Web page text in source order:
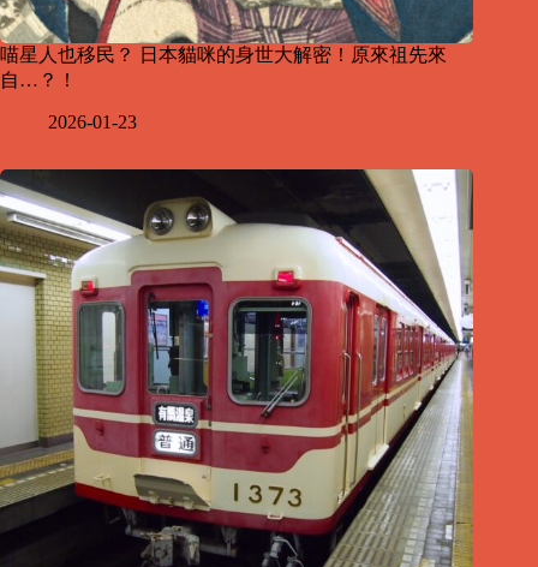
喵星人也移民？ 日本貓咪的身世大解密！原來祖先來
自…？！
2026-01-23